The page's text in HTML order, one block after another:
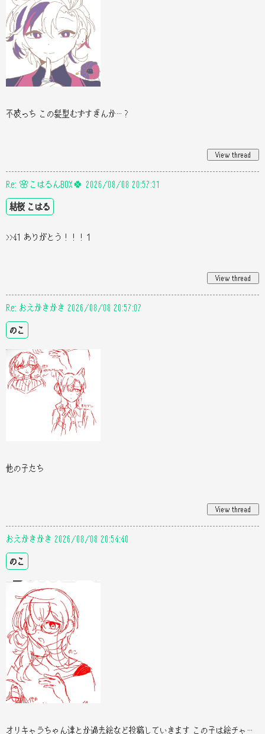
不破っち この髪型むずすぎんか…？
Re: 🌸こはるんBOX🍀 2026/08/08 20:57:31
結桜 こはる
>>41 ありがとう！！！１
Re: おえかきかき 2026/08/08 20:57:07
のこ
他の子たち
おえかきかき 2026/08/08 20:54:40
のこ
オリキャラちゃん達とか過去絵など投稿していきます この子は絵チャ産のオリキャラちゃん